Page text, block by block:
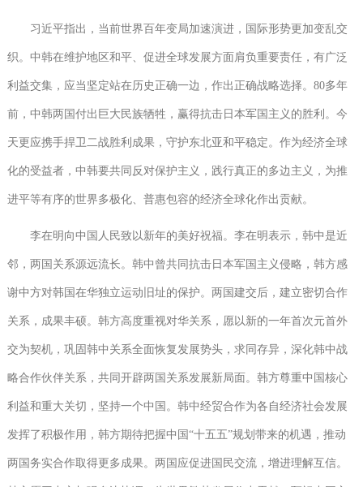
习近平指出，当前世界百年变局加速演进，国际形势更加变乱交
织。中韩在维护地区和平、促进全球发展方面肩负重要责任，有广泛
利益交集，应当坚定站在历史正确一边，作出正确战略选择。80多年
前，中韩两国付出巨大民族牺牲，赢得抗击日本军国主义的胜利。今
天更应携手捍卫二战胜利成果，守护东北亚和平稳定。作为经济全球
化的受益者，中韩要共同反对保护主义，践行真正的多边主义，为推
进平等有序的世界多极化、普惠包容的经济全球化作出贡献。
李在明向中国人民致以新年的美好祝福。李在明表示，韩中是近
邻，两国关系源远流长。韩中曾共同抗击日本军国主义侵略，韩方感
谢中方对韩国在华独立运动旧址的保护。两国建交后，建立密切合作
关系，成果丰硕。韩方高度重视对华关系，愿以新的一年首次元首外
交为契机，巩固韩中关系全面恢复发展势头，求同存异，深化韩中战
略合作伙伴关系，共同开辟两国关系发展新局面。韩方尊重中国核心
利益和重大关切，坚持一个中国。韩中经贸合作为各自经济社会发展
发挥了积极作用，韩方期待把握中国“十五五”规划带来的机遇，推动
两国务实合作取得更多成果。两国应促进国民交流，增进理解互信。